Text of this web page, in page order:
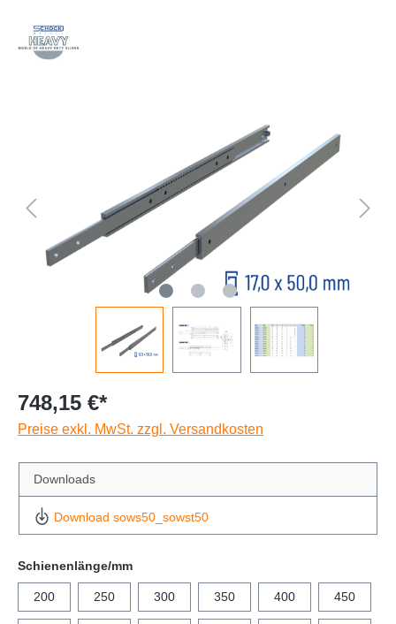
748,15 €*
Preise exkl. MwSt. zzgl. Versandkosten
Downloads
Download sows50_sowst50
Schienenlänge/mm
200 250 300 350 400 450